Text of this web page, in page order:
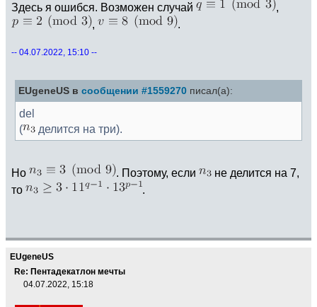
Здесь я ошибся. Возможен случай
,
,
.
-- 04.07.2022, 15:10 --
EUgeneUS в сообщении #1559270 писал(а):
del
(
делится на три).
Но . Поэтому, если
не делится на 7,
то
.
EUgeneUS
Re: Пентадекатлон мечты
04.07.2022, 15:18